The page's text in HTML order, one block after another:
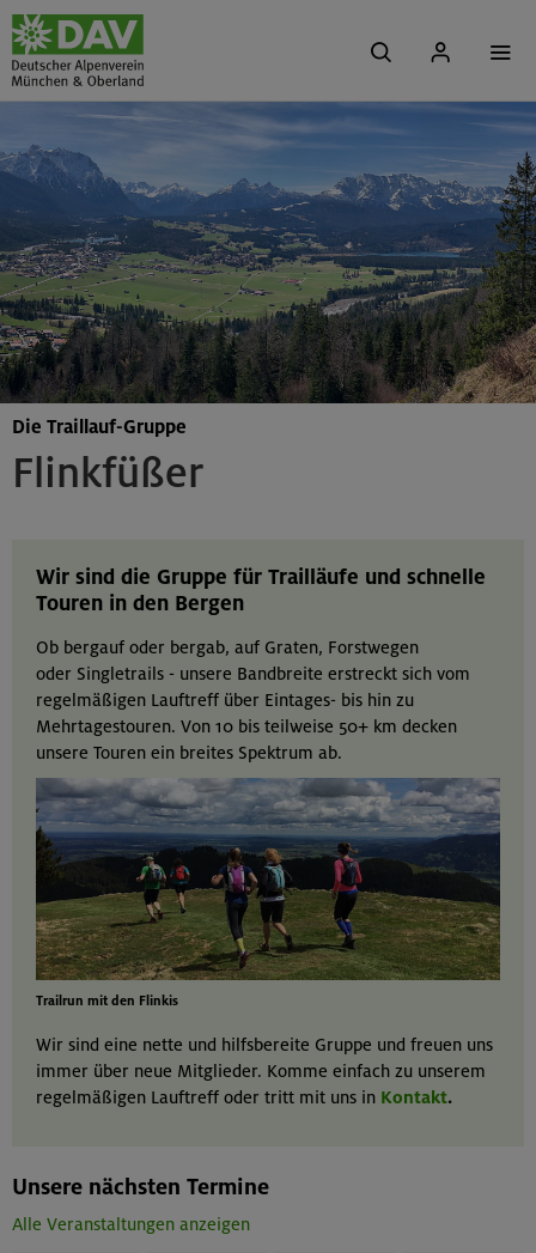
Flinkfüßer
Die Traillauf-Gruppe
Wir sind die Gruppe für Trailläufe und schnelle
Touren in den Bergen
Ob bergauf oder bergab, auf Graten, Forstwegen
oder Singletrails - unsere Bandbreite erstreckt sich vom
regelmäßigen Lauftreff über Eintages- bis hin zu
Mehrtagestouren. Von 10 bis teilweise 50+ km decken
unsere Touren ein breites Spektrum ab.
Trailrun mit den Flinkis
Wir sind eine nette und hilfsbereite Gruppe und freuen uns
immer über neue Mitglieder. Komme einfach zu unserem
regelmäßigen Lauftreff oder tritt mit uns in Kontakt.
Unsere nächsten Termine
Alle Veranstaltungen anzeigen